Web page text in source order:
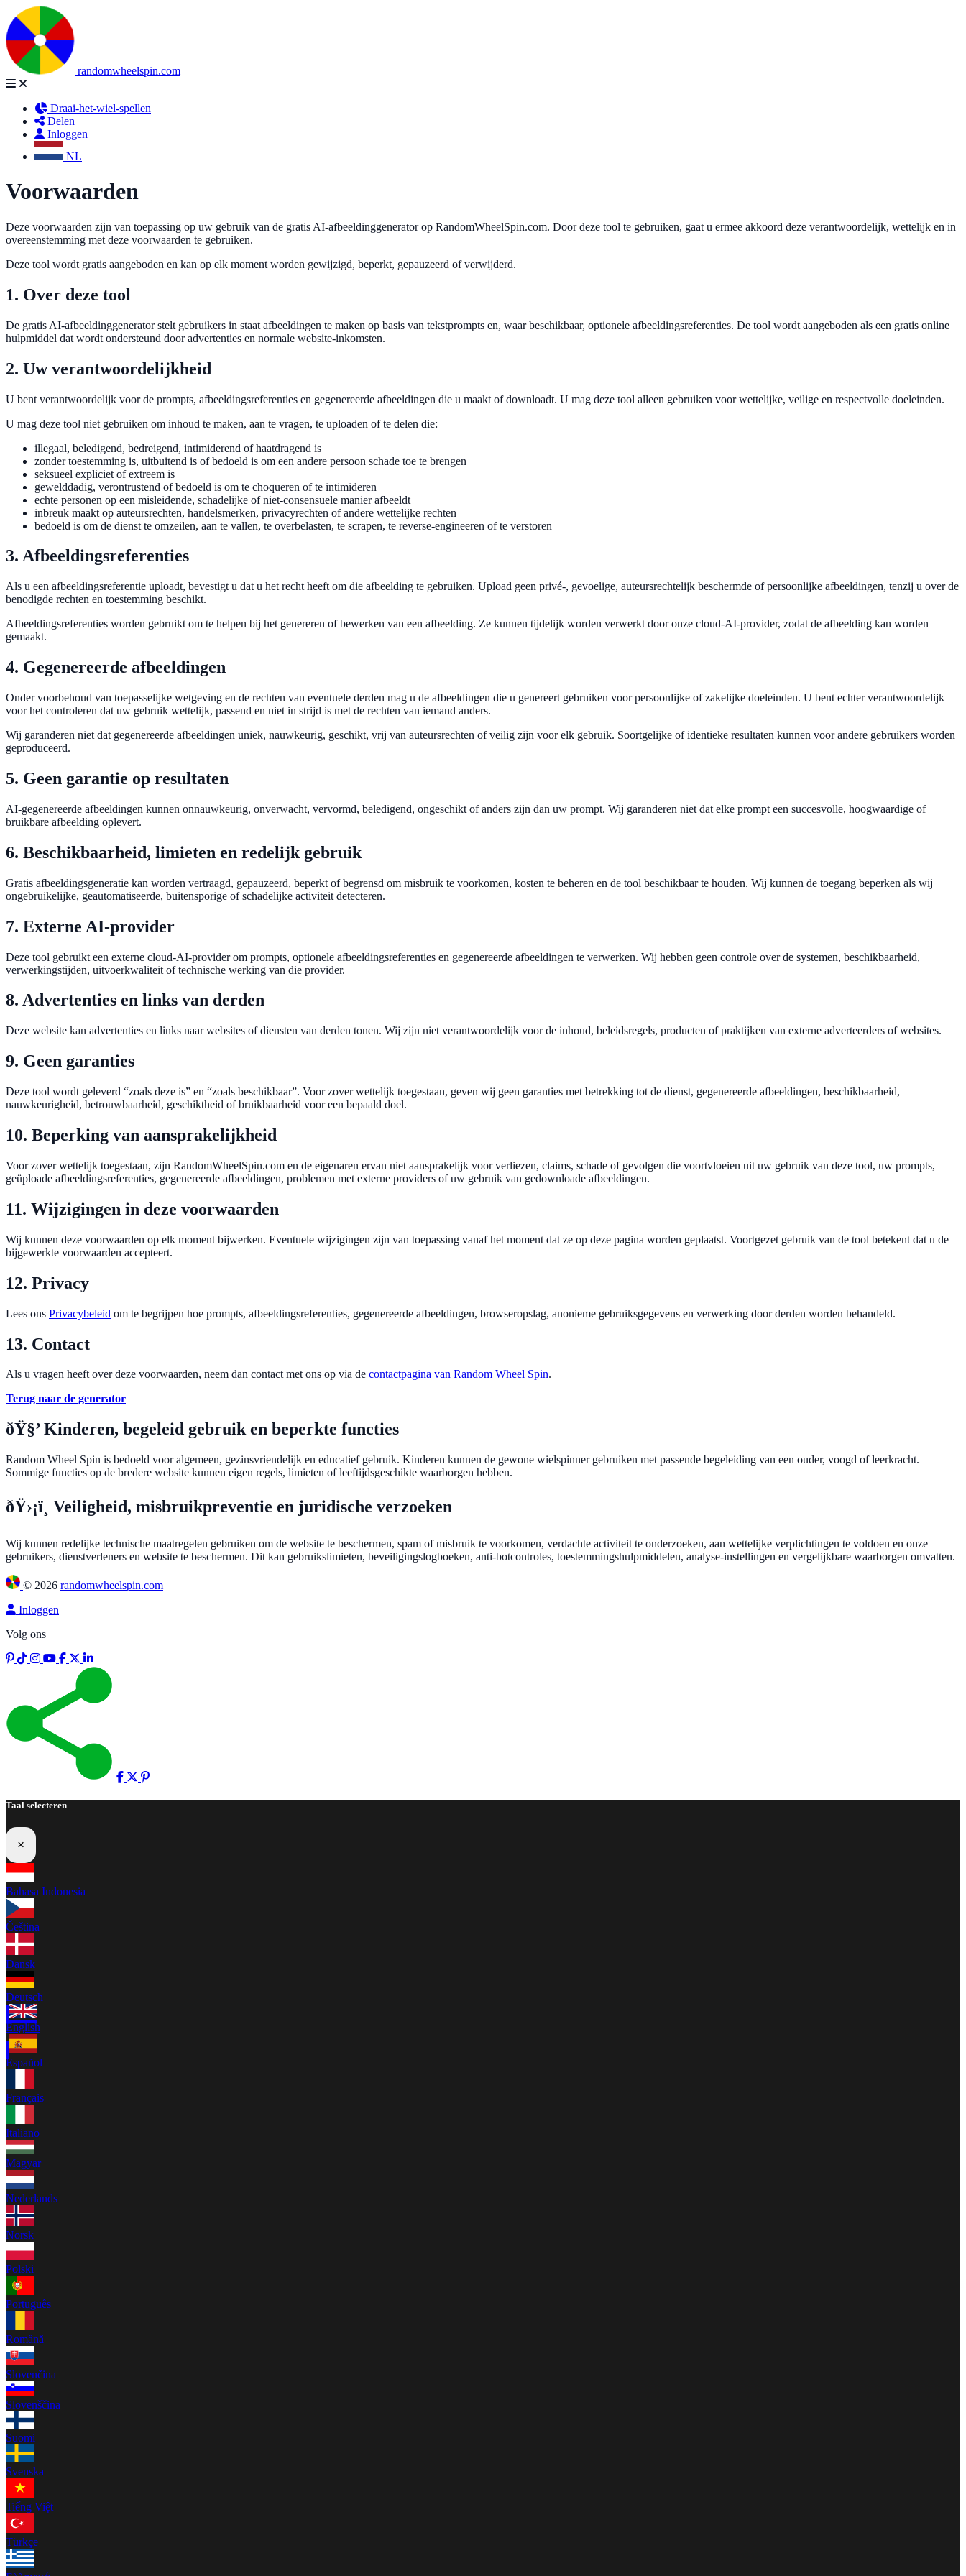
randomwheelspin.com
Draai-het-wiel-spellen
Delen
Inloggen
NL
Voorwaarden
Deze voorwaarden zijn van toepassing op uw gebruik van de gratis AI-afbeeldinggenerator op RandomWheelSpin.com. Door deze tool te gebruiken, gaat u ermee akkoord deze verantwoordelijk, wettelijk en in
overeenstemming met deze voorwaarden te gebruiken.
Deze tool wordt gratis aangeboden en kan op elk moment worden gewijzigd, beperkt, gepauzeerd of verwijderd.
1. Over deze tool
De gratis AI-afbeeldinggenerator stelt gebruikers in staat afbeeldingen te maken op basis van tekstprompts en, waar beschikbaar, optionele afbeeldingsreferenties. De tool wordt aangeboden als een gratis online
hulpmiddel dat wordt ondersteund door advertenties en normale website-inkomsten.
2. Uw verantwoordelijkheid
U bent verantwoordelijk voor de prompts, afbeeldingsreferenties en gegenereerde afbeeldingen die u maakt of downloadt. U mag deze tool alleen gebruiken voor wettelijke, veilige en respectvolle doeleinden.
U mag deze tool niet gebruiken om inhoud te maken, aan te vragen, te uploaden of te delen die:
illegaal, beledigend, bedreigend, intimiderend of haatdragend is
zonder toestemming is, uitbuitend is of bedoeld is om een andere persoon schade toe te brengen
seksueel expliciet of extreem is
gewelddadig, verontrustend of bedoeld is om te choqueren of te intimideren
echte personen op een misleidende, schadelijke of niet-consensuele manier afbeeldt
inbreuk maakt op auteursrechten, handelsmerken, privacyrechten of andere wettelijke rechten
bedoeld is om de dienst te omzeilen, aan te vallen, te overbelasten, te scrapen, te reverse-engineeren of te verstoren
3. Afbeeldingsreferenties
Als u een afbeeldingsreferentie uploadt, bevestigt u dat u het recht heeft om die afbeelding te gebruiken. Upload geen privé-, gevoelige, auteursrechtelijk beschermde of persoonlijke afbeeldingen, tenzij u over de
benodigde rechten en toestemming beschikt.
Afbeeldingsreferenties worden gebruikt om te helpen bij het genereren of bewerken van een afbeelding. Ze kunnen tijdelijk worden verwerkt door onze cloud-AI-provider, zodat de afbeelding kan worden
gemaakt.
4. Gegenereerde afbeeldingen
Onder voorbehoud van toepasselijke wetgeving en de rechten van eventuele derden mag u de afbeeldingen die u genereert gebruiken voor persoonlijke of zakelijke doeleinden. U bent echter verantwoordelijk
voor het controleren dat uw gebruik wettelijk, passend en niet in strijd is met de rechten van iemand anders.
Wij garanderen niet dat gegenereerde afbeeldingen uniek, nauwkeurig, geschikt, vrij van auteursrechten of veilig zijn voor elk gebruik. Soortgelijke of identieke resultaten kunnen voor andere gebruikers worden
geproduceerd.
5. Geen garantie op resultaten
AI-gegenereerde afbeeldingen kunnen onnauwkeurig, onverwacht, vervormd, beledigend, ongeschikt of anders zijn dan uw prompt. Wij garanderen niet dat elke prompt een succesvolle, hoogwaardige of
bruikbare afbeelding oplevert.
6. Beschikbaarheid, limieten en redelijk gebruik
Gratis afbeeldingsgeneratie kan worden vertraagd, gepauzeerd, beperkt of begrensd om misbruik te voorkomen, kosten te beheren en de tool beschikbaar te houden. Wij kunnen de toegang beperken als wij
ongebruikelijke, geautomatiseerde, buitensporige of schadelijke activiteit detecteren.
7. Externe AI-provider
Deze tool gebruikt een externe cloud-AI-provider om prompts, optionele afbeeldingsreferenties en gegenereerde afbeeldingen te verwerken. Wij hebben geen controle over de systemen, beschikbaarheid,
verwerkingstijden, uitvoerkwaliteit of technische werking van die provider.
8. Advertenties en links van derden
Deze website kan advertenties en links naar websites of diensten van derden tonen. Wij zijn niet verantwoordelijk voor de inhoud, beleidsregels, producten of praktijken van externe adverteerders of websites.
9. Geen garanties
Deze tool wordt geleverd “zoals deze is” en “zoals beschikbaar”. Voor zover wettelijk toegestaan, geven wij geen garanties met betrekking tot de dienst, gegenereerde afbeeldingen, beschikbaarheid,
nauwkeurigheid, betrouwbaarheid, geschiktheid of bruikbaarheid voor een bepaald doel.
10. Beperking van aansprakelijkheid
Voor zover wettelijk toegestaan, zijn RandomWheelSpin.com en de eigenaren ervan niet aansprakelijk voor verliezen, claims, schade of gevolgen die voortvloeien uit uw gebruik van deze tool, uw prompts,
geüploade afbeeldingsreferenties, gegenereerde afbeeldingen, problemen met externe providers of uw gebruik van gedownloade afbeeldingen.
11. Wijzigingen in deze voorwaarden
Wij kunnen deze voorwaarden op elk moment bijwerken. Eventuele wijzigingen zijn van toepassing vanaf het moment dat ze op deze pagina worden geplaatst. Voortgezet gebruik van de tool betekent dat u de
bijgewerkte voorwaarden accepteert.
12. Privacy
Lees ons Privacybeleid om te begrijpen hoe prompts, afbeeldingsreferenties, gegenereerde afbeeldingen, browseropslag, anonieme gebruiksgegevens en verwerking door derden worden behandeld.
13. Contact
Als u vragen heeft over deze voorwaarden, neem dan contact met ons op via de contactpagina van Random Wheel Spin.
Terug naar de generator
ðŸ§’ Kinderen, begeleid gebruik en beperkte functies
Random Wheel Spin is bedoeld voor algemeen, gezinsvriendelijk en educatief gebruik. Kinderen kunnen de gewone wielspinner gebruiken met passende begeleiding van een ouder, voogd of leerkracht.
Sommige functies op de bredere website kunnen eigen regels, limieten of leeftijdsgeschikte waarborgen hebben.
ðŸ›¡ï¸ Veiligheid, misbruikpreventie en juridische verzoeken
Wij kunnen redelijke technische maatregelen gebruiken om de website te beschermen, spam of misbruik te voorkomen, verdachte activiteit te onderzoeken, aan wettelijke verplichtingen te voldoen en onze
gebruikers, dienstverleners en website te beschermen. Dit kan gebruikslimieten, beveiligingslogboeken, anti-botcontroles, toestemmingshulpmiddelen, analyse-instellingen en vergelijkbare waarborgen omvatten.
© 2026 randomwheelspin.com
Inloggen
Volg ons
Taal selecteren
×
Bahasa Indonesia
Čeština
Dansk
Deutsch
English
Español
Français
Italiano
Magyar
Nederlands
Norsk
Polski
Português
Română
Slovenčina
Slovenščina
Suomi
Svenska
Tiếng Việt
Türkçe